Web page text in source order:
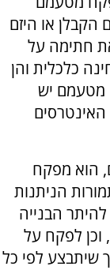
או היזם
חתימה על
כלכלית והן
מטעמם יש
הוא מפקח
הניתנות
הבנייה
לפקח על
שיתבצע לפי כל